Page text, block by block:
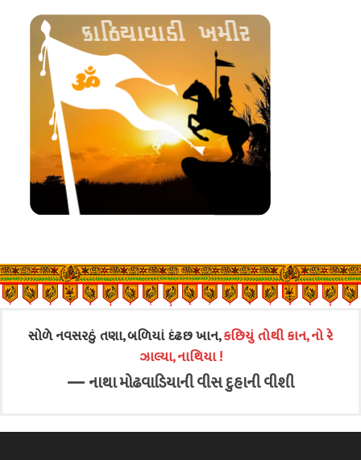
સોળે નવસરઠું તણા, બળિયાં દંઢછ ખાન,કછિયું તોથી કાન, નો રે
ઝાલ્યા, નાથિયા !
—નાથા મોઢવાડિયાની વીસ દુહાની વીશી